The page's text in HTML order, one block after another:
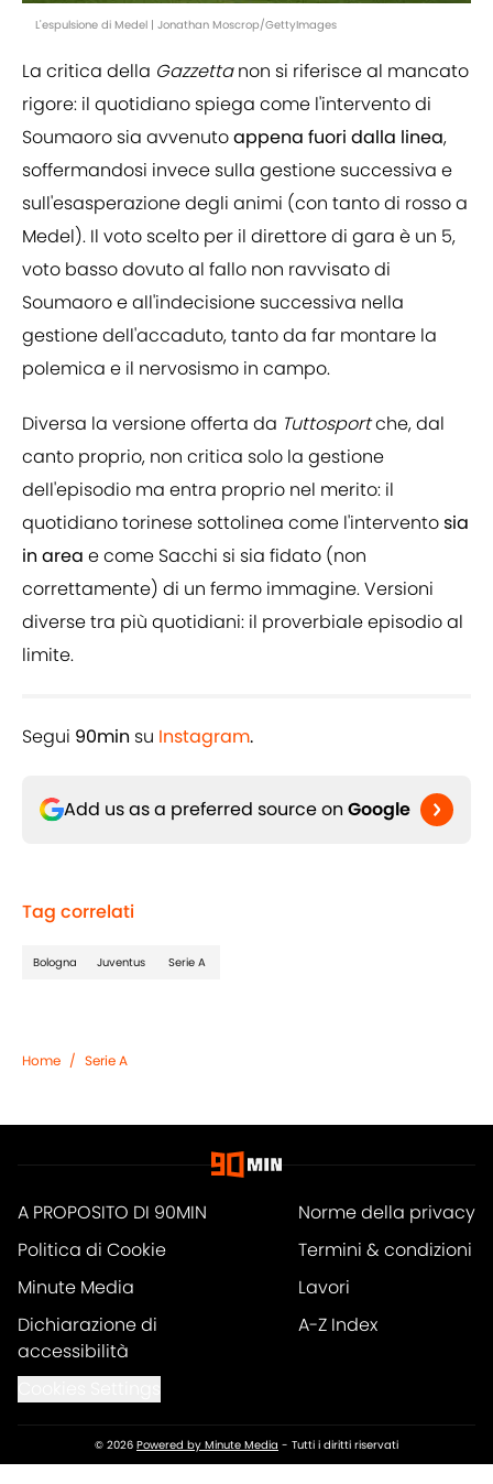
L'espulsione di Medel | Jonathan Moscrop/GettyImages
La critica della Gazzettanon si riferisce al mancato
rigore: il quotidiano spiega come l'intervento di
Soumaoro sia avvenutoappena fuori dalla linea,
soffermandosi invece sulla gestione successiva e
sull'esasperazione degli animi (con tanto di rosso a
Medel). Il voto scelto per il direttore di gara è un 5,
voto basso dovuto al fallo non ravvisato di
Soumaoro e all'indecisione successiva nella
gestione dell'accaduto, tanto da far montare la
polemica e il nervosismo in campo.
Diversa la versione offerta da Tuttosportche, dal
canto proprio, non critica solo la gestione
dell'episodio ma entra proprio nel merito: il
quotidiano torinese sottolinea come l'interventosia
in area e come Sacchi si sia fidato (non
correttamente) di un fermo immagine. Versioni
diverse tra più quotidiani: il proverbiale episodio al
limite.
Segui 90min su Instagram.
Add us as a preferred source on Google
Tag correlati
Bologna Juventus Serie A
Home / Serie A
A PROPOSITO DI 90MIN
Norme della privacy
Politica di Cookie
Termini & condizioni
Minute Media
Lavori
Dichiarazione di
accessibilità
A-Z Index
© 2026 Powered by Minute Media - Tutti i diritti riservati